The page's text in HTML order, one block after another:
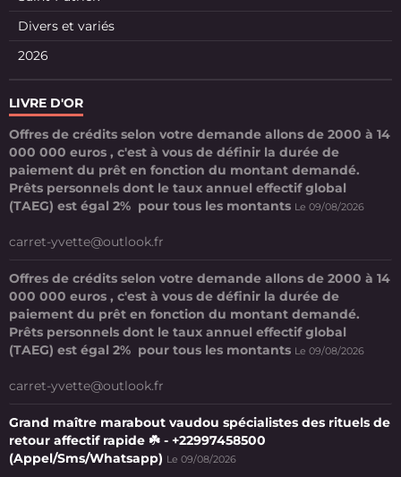
Divers et variés
2026
LIVRE D'OR
Offres de crédits selon votre demande allons de 2000 à 14
000 000 euros , c'est à vous de définir la durée de
paiement du prêt en fonction du montant demandé.
Prêts personnels dont le taux annuel effectif global
(TAEG) est égal 2% pour tous les montants Le 09/08/2026
carret-yvette@outlook.fr
Offres de crédits selon votre demande allons de 2000 à 14
000 000 euros , c'est à vous de définir la durée de
paiement du prêt en fonction du montant demandé.
Prêts personnels dont le taux annuel effectif global
(TAEG) est égal 2% pour tous les montants Le 09/08/2026
carret-yvette@outlook.fr
Grand maître marabout vaudou spécialistes des rituels de
retour affectif rapide ☘️ - +22997458500
(Appel/Sms/Whatsapp) Le 09/08/2026